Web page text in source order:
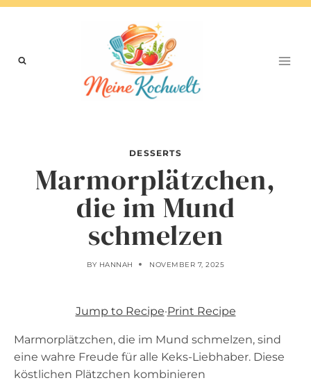
Skip
DESSERTS
Marmorplätzchen,
die im Mund
schmelzen
BY HANNAH NOVEMBER 7, 2025
Jump to Recipe·Print Recipe
Marmorplätzchen, die im Mund schmelzen, sind
eine wahre Freude für alle Keks-Liebhaber. Diese
köstlichen Plätzchen kombinieren